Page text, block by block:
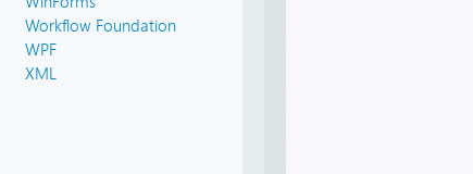
Workflow Foundation
WPF
XML